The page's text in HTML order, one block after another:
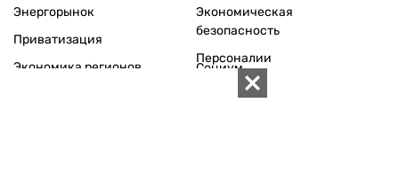
Энергорынок
Приватизация
Экономика регионов
Экономическая
безопасность
Персоналии
Социум
История